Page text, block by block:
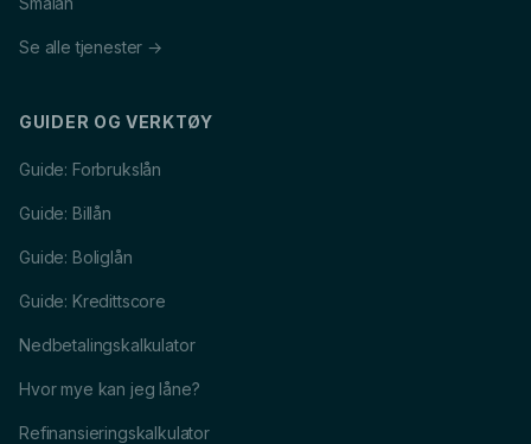
Se alle tjenester →
GUIDER OG VERKTØY
Guide: Forbrukslån
Guide: Billån
Guide: Boliglån
Guide: Kredittscore
Nedbetalingskalkulator
Hvor mye kan jeg låne?
Refinansieringskalkulator